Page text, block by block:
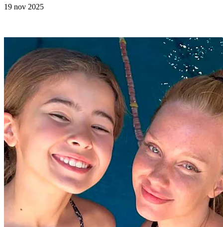
19 nov 2025